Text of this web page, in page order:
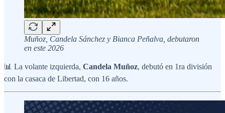
Muñoz, Candela Sánchez y Bianca Peñalva, debutaron
en este 2026
📊 La volante izquierda, Candela Muñoz, debutó en 1ra división
con la casaca de Libertad, con 16 años.